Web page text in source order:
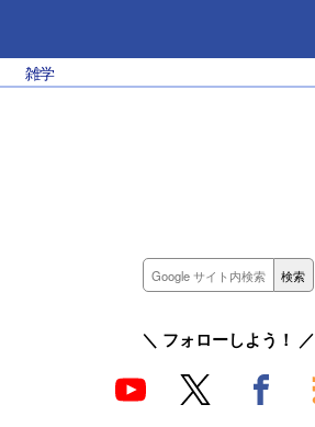
雑学
＼ フォローしよう！ ／